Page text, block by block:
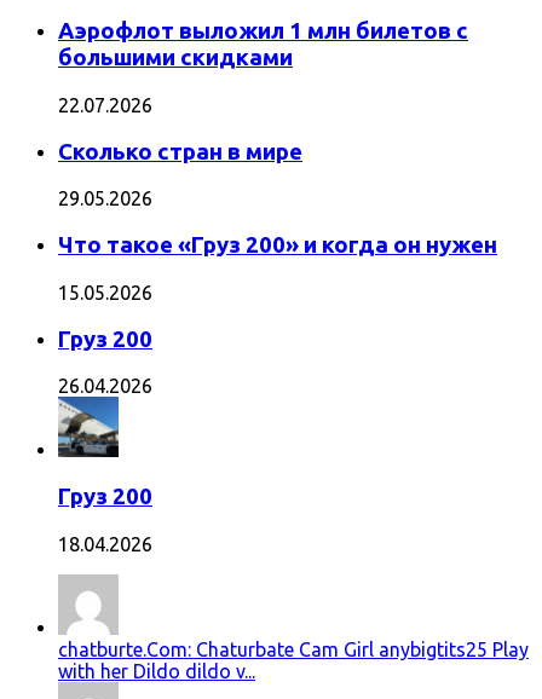
Аэрофлот выложил 1 млн билетов с
большими скидками
22.07.2026
Сколько стран в мире
29.05.2026
Что такое «Груз 200» и когда он нужен
15.05.2026
Груз 200
26.04.2026
Груз 200
18.04.2026
chatburte.Com: Chaturbate Cam Girl anybigtits25 Play
with her Dildo dildo v...